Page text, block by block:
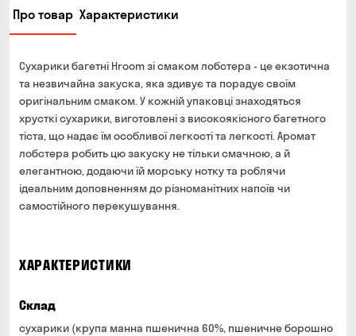
Від 300 до 399 грн
Від 700 грн безкоштовно
Термін доставки — до 90 хвилин
*на час доставки можуть впливати повітряні тривоги
Оплата:
готівкою кур'єру
банківською картою на сайті
Час складання замовлення — до 30 хв
Можете без черги забрати з магазину в зручний для
Оплата:
готівкою в магазині
банківською картою на сайті та в магазині
Про товар Характеристики
Сухарики багетні Hroom зі смаком лобстера - це екзотична
та незвичайна закуска, яка здивує та порадує своїм
оригінальним смаком. У кожній упаковці знаходяться
хрусткі сухарики, виготовлені з високоякісного багетного
тіста, що надає їм особливої легкості та легкості. Аромат
лобстера робить цю закуску не тільки смачною, а й
елегантною, додаючи їй морську нотку та роблячи
ідеальним доповненням до різноманітних напоїв чи
самостійного перекушування.
ХАРАКТЕРИСТИКИ
Склад
сухарики (крупа манна пшенична 60%, пшеничне борошно